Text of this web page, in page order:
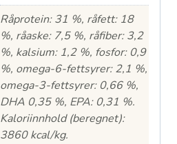
Råprotein: 31 %, råfett: 18
%, råaske: 7,5 %, råfiber: 3,2
%, kalsium: 1,2 %, fosfor: 0,9
%, omega-6-fettsyrer: 2,1 %,
omega-3-fettsyrer: 0,66 %,
DHA 0,35 %, EPA: 0,31 %.
Kaloriinnhold (beregnet):
3860 kcal/kg.